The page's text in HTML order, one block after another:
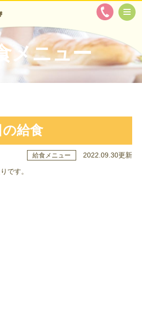
メニュー
の給食
給食メニュー 2022.09.30更新
です。